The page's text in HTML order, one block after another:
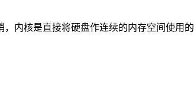
内核是直接将硬盘作连续的内存空间使用的